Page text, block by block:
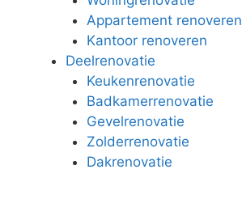
Appartement renoveren
Kantoor renoveren
Deelrenovatie
Keukenrenovatie
Badkamerrenovatie
Gevelrenovatie
Zolderrenovatie
Dakrenovatie